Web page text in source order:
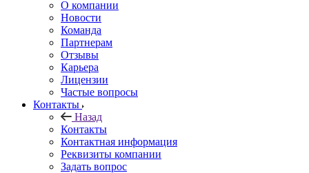
О компании
Новости
Команда
Партнерам
Отзывы
Карьера
Лицензии
Частые вопросы
Контакты
Назад
Контакты
Контактная информация
Реквизиты компании
Задать вопрос